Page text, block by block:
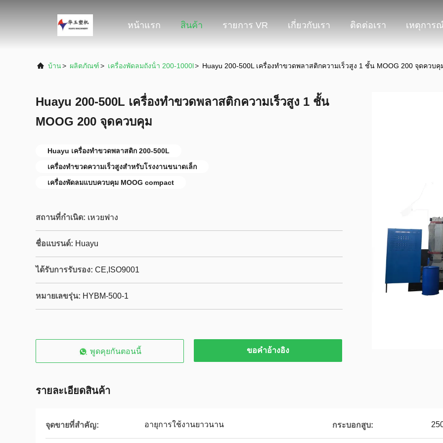
หน้าแรก สินค้า รายการ VR เกี่ยวกับเรา ติดต่อเรา เหตุการ
บ้าน> ผลิตภัณฑ์> เครื่องพัดลมถังน้ํา 200-1000l> Huayu 200-500L เครื่องทําขวดพลาสติกความเร็วสูง 1 ชั้น MOOG 200 จุดควบคุ
Huayu 200-500L เครื่องทําขวดพลาสติกความเร็วสูง 1 ชั้น
MOOG 200 จุดควบคุม
Huayu เครื่องทําขวดพลาสติก 200-500L
เครื่องทําขวดความเร็วสูงสําหรับโรงงานขนาดเล็ก
เครื่องพัดลมแบบควบคุม MOOG compact
สถานที่กำเนิด: เหวยฟาง
ชื่อแบรนด์: Huayu
ได้รับการรับรอง: CE,ISO9001
หมายเลขรุ่น: HYBM-500-1
พูดคุยกันตอนนี้ ขอคําอ้างอิง
รายละเอียดสินค้า
จุดขายที่สำคัญ: อายุการใช้งานยาวนาน กระบอกสูบ: